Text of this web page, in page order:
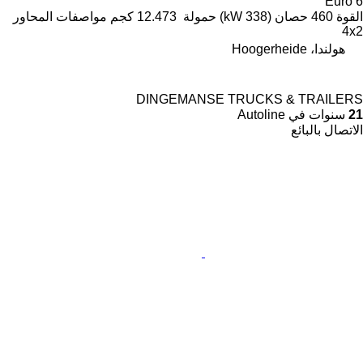
القوة 460 حصان (338 kW) حمولة 12.473 كجم
مواصفات المحاور
4x2
هولندا، Hoogerheide
DINGEMANSE TRUCKS & TRAILERS
21 سنوات في Autoline
الاتصال بالبائع